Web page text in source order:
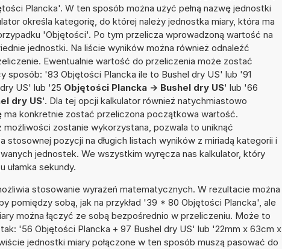
Plancka'. W ten sposób można użyć pełną nazwę jednostki
określa kategorię, do której należy jednostka miary, która ma
'Objętości'. Po tym przelicza wprowadzoną wartość na
jednostki. Na liście wyników można również odnaleźć
Ewentualnie wartość do przeliczenia może zostać
sposób: '83 Objętości Plancka ile to Bushel dry US' lub '91
US' lub '25 Objętości Plancka -> Bushel dry US' lub '66
dry US'. Dla tej opcji kalkulator również natychmiastowo
ma konkretnie zostać przeliczona początkowa wartość.
zostanie wykorzystana, pozwala to uniknąć
stosownej pozycji na długich listach wyników z miriadą kategorii i
jednostek. We wszystkim wyręcza nas kalkulator, który
ułamka sekundy.
stosowanie wyrażeń matematycznych. W rezultacie można
pomiędzy sobą, jak na przykład '39 * 80 Objętości Plancka', ale
można łączyć ze sobą bezpośrednio w przeliczeniu. Może to
'56 Objętości Plancka + 97 Bushel dry US' lub '22mm x 63cm x
jednostki miary połączone w ten sposób muszą pasować do